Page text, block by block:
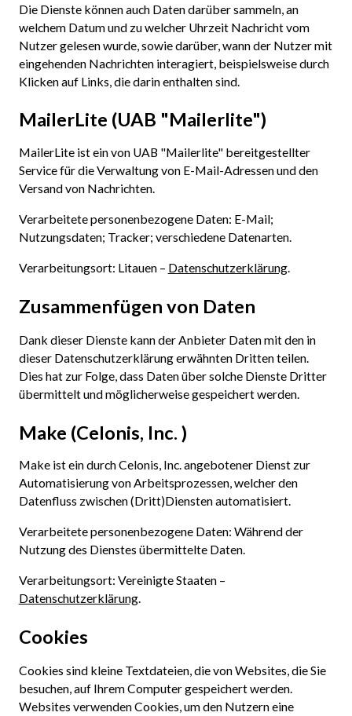
Die Dienste können auch Daten darüber sammeln, an
welchem Datum und zu welcher Uhrzeit Nachricht vom
Nutzer gelesen wurde, sowie darüber, wann der Nutzer mit
eingehenden Nachrichten interagiert, beispielsweise durch
Klicken auf Links, die darin enthalten sind.
MailerLite (UAB "Mailerlite")
MailerLite ist ein von UAB "Mailerlite" bereitgestellter
Service für die Verwaltung von E-Mail-Adressen und den
Versand von Nachrichten.
Verarbeitete personenbezogene Daten: E-Mail;
Nutzungsdaten; Tracker; verschiedene Datenarten.
Verarbeitungsort: Litauen – Datenschutzerklärung.
Zusammenfügen von Daten
Dank dieser Dienste kann der Anbieter Daten mit den in
dieser Datenschutzerklärung erwähnten Dritten teilen.
Dies hat zur Folge, dass Daten über solche Dienste Dritter
übermittelt und möglicherweise gespeichert werden.
Make (Celonis, Inc. )
Make ist ein durch Celonis, Inc. angebotener Dienst zur
Automatisierung von Arbeitsprozessen, welcher den
Datenfluss zwischen (Dritt)Diensten automatisiert.
Verarbeitete personenbezogene Daten: Während der
Nutzung des Dienstes übermittelte Daten.
Verarbeitungsort: Vereinigte Staaten –
Datenschutzerklärung.
Cookies
Cookies sind kleine Textdateien, die von Websites, die Sie
besuchen, auf Ihrem Computer gespeichert werden.
Websites verwenden Cookies, um den Nutzern eine